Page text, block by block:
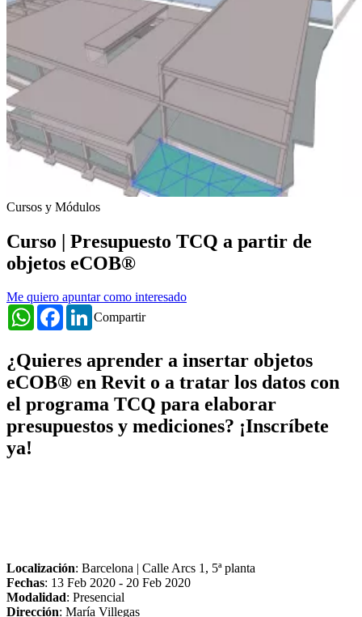
Cursos y Módulos
Curso | Presupuesto TCQ a partir de
objetos eCOB®
Me quiero apuntar como interesado
Compartir
WhatsAppFacebookLinkedIn
¿Quieres aprender a insertar objetos
eCOB® en Revit o a tratar los datos con
el programa TCQ para elaborar
presupuestos y mediciones? ¡Inscríbete
ya!
Localización: Barcelona | Calle Arcs 1, 5ª planta
Fechas: 13 Feb 2020 - 20 Feb 2020
Modalidad: Presencial
Dirección: María Villegas